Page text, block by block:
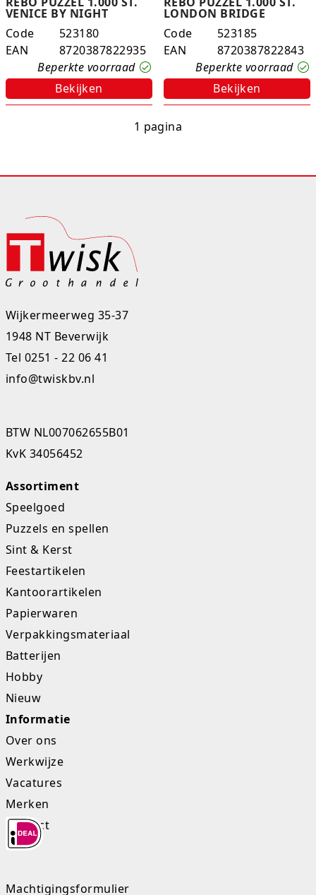
VENICE BY NIGHT
Code
523180
EAN
8720387822935
Beperkte voorraad
Bekijken
LONDON BRIDGE
Code
523185
EAN
8720387822843
Beperkte voorraad
Bekijken
1 pagina
Wijkermeerweg 35-37
1948 NT Beverwijk
Tel 0251 - 22 06 41
info@twiskbv.nl
BTW NL007062655B01
KvK 34056452
Assortiment
Speelgoed
Puzzels en spellen
Sint & Kerst
Feestartikelen
Kantoorartikelen
Papierwaren
Verpakkingsmateriaal
Batterijen
Hobby
Nieuw
Informatie
Over ons
Werkwijze
Vacatures
Merken
Contact
Machtigingsformulier